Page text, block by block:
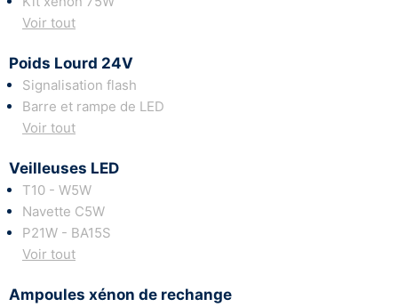
Voir tout
Poids Lourd 24V
Signalisation flash
Barre et rampe de LED
Voir tout
Veilleuses LED
T10 - W5W
Navette C5W
P21W - BA15S
Voir tout
Ampoules xénon de rechange